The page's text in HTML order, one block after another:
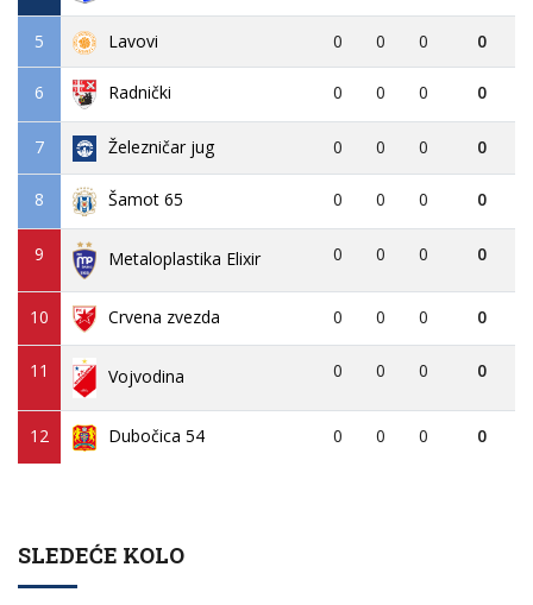
5 Lavovi 0 0 0 0
6 Radnički 0 0 0 0
7 Železničar jug 0 0 0 0
8 Šamot 65 0 0 0 0
9 Metaloplastika Elixir 0 0 0 0
10 Crvena zvezda 0 0 0 0
11 Vojvodina 0 0 0 0
12 Dubočica 54 0 0 0 0
SLEDEĆE KOLO